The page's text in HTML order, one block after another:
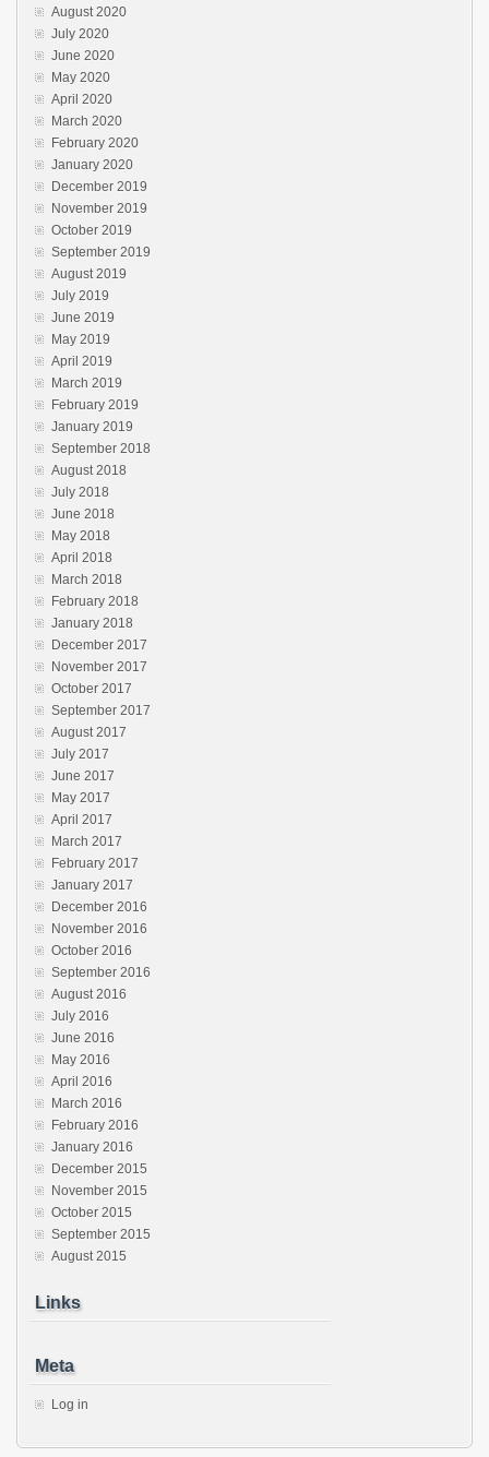
August 2020
July 2020
June 2020
May 2020
April 2020
March 2020
February 2020
January 2020
December 2019
November 2019
October 2019
September 2019
August 2019
July 2019
June 2019
May 2019
April 2019
March 2019
February 2019
January 2019
September 2018
August 2018
July 2018
June 2018
May 2018
April 2018
March 2018
February 2018
January 2018
December 2017
November 2017
October 2017
September 2017
August 2017
July 2017
June 2017
May 2017
April 2017
March 2017
February 2017
January 2017
December 2016
November 2016
October 2016
September 2016
August 2016
July 2016
June 2016
May 2016
April 2016
March 2016
February 2016
January 2016
December 2015
November 2015
October 2015
September 2015
August 2015
Links
Meta
Log in